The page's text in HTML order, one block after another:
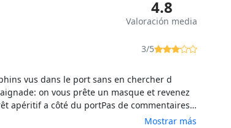
4.8
Valoración media
3/5
vus dans le port sans en chercher d
on vous prête un masque et revenez
apéritif a côté du portPas de commentaires
avec un de leur ami qui discutent entre
Mostrar más